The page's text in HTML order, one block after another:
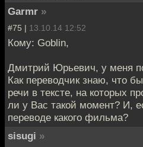
Garmr »
#75 | 13.10.14 12:52
Кому: Goblin,
Дмитрий Юрьевич, у меня
Как переводчик знаю, что
речи в тексте, на которых
ли у Вас такой момент? И,
переводе какого фильма?
sisugi »